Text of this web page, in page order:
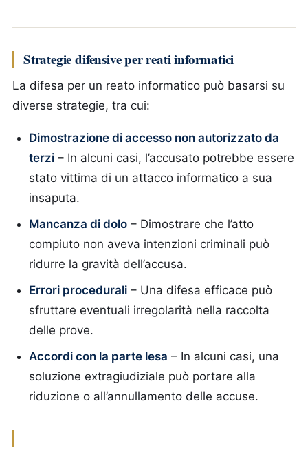
Strategie difensive per reati informatici
La difesa per un reato informatico può basarsi su
diverse strategie, tra cui:
Dimostrazione di accesso non autorizzato da
terzi – In alcuni casi, l’accusato potrebbe essere
stato vittima di un attacco informatico a sua
insaputa.
Mancanza di dolo – Dimostrare che l’atto
compiuto non aveva intenzioni criminali può
ridurre la gravità dell’accusa.
Errori procedurali – Una difesa efficace può
sfruttare eventuali irregolarità nella raccolta
delle prove.
Accordi con la parte lesa – In alcuni casi, una
soluzione extragiudiziale può portare alla
riduzione o all’annullamento delle accuse.